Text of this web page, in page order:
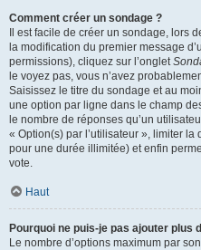
Comment créer un sondage ?
Il est facile de créer un sondage, lors
la modification du premier message
permissions), cliquez sur l’onglet
le voyez pas, vous n’avez
Saisissez le titre du sondage et au
une option par ligne dans le champ
le nombre de réponses qu’un
« Option(s) par l’utilisateur », limiter
pour une durée illimitée) et enfin
vote.
Haut
Pourquoi ne puis-je pas ajouter plus
Le nombre d’options maximum par